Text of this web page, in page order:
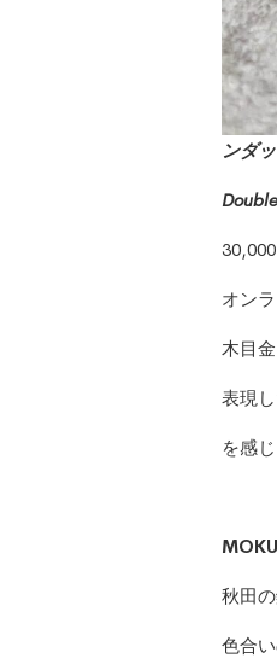
ンダ
オン
木目
表現
を感
秋田
色合